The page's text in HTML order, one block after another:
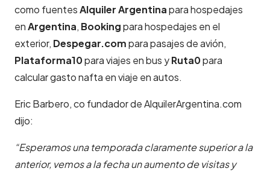
como fuentesAlquiler Argentinapara hospedajes
enArgentina, Bookingpara hospedajes en el
exterior, Despegar.compara pasajes de avión,
Plataforma10para viajes en bus yRuta0para
calcular gasto nafta en viaje en autos.
Eric Barbero, co fundador de AlquilerArgentina.com
dijo:
“Esperamos una temporada claramente superior a la
anterior, vemos a la fecha un aumento de visitas y